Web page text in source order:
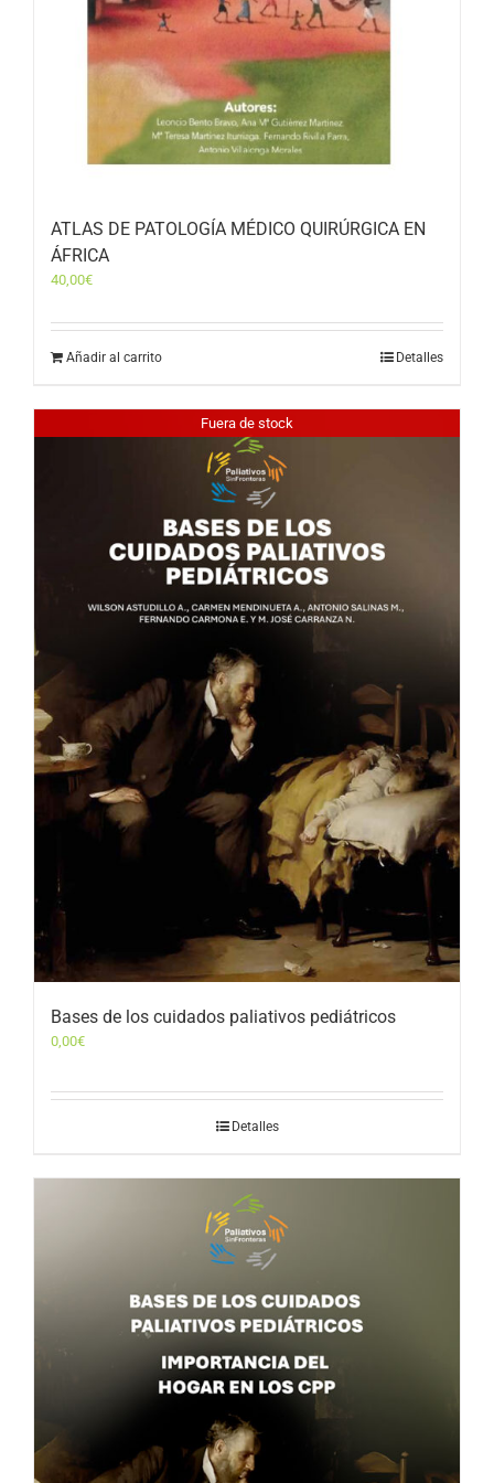
ATLAS DE PATOLOGÍA MÉDICO QUIRÚRGICA EN
ÁFRICA
40,00€
Añadir al carrito Detalles
Fuera de stock
Bases de los cuidados paliativos pediátricos
0,00€
Detalles